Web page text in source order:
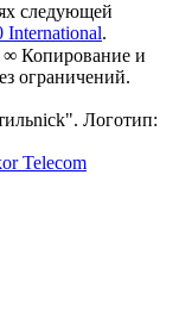
следующей
International.
∞ Копирование и
ограничений.
Логотип:
Telecom